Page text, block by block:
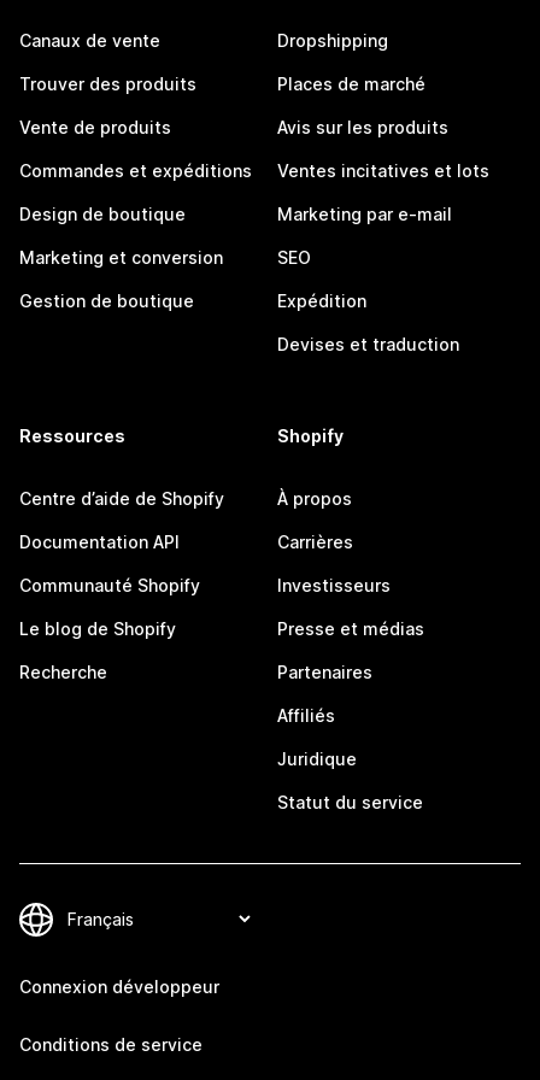
Canaux de vente
Trouver des produits
Vente de produits
Commandes et expéditions
Design de boutique
Marketing et conversion
Gestion de boutique
Dropshipping
Places de marché
Avis sur les produits
Ventes incitatives et lots
Marketing par e-mail
SEO
Expédition
Devises et traduction
Ressources
Centre d’aide de Shopify
Documentation API
Communauté Shopify
Le blog de Shopify
Recherche
Shopify
À propos
Carrières
Investisseurs
Presse et médias
Partenaires
Affiliés
Juridique
Statut du service
Connexion développeur
Conditions de service